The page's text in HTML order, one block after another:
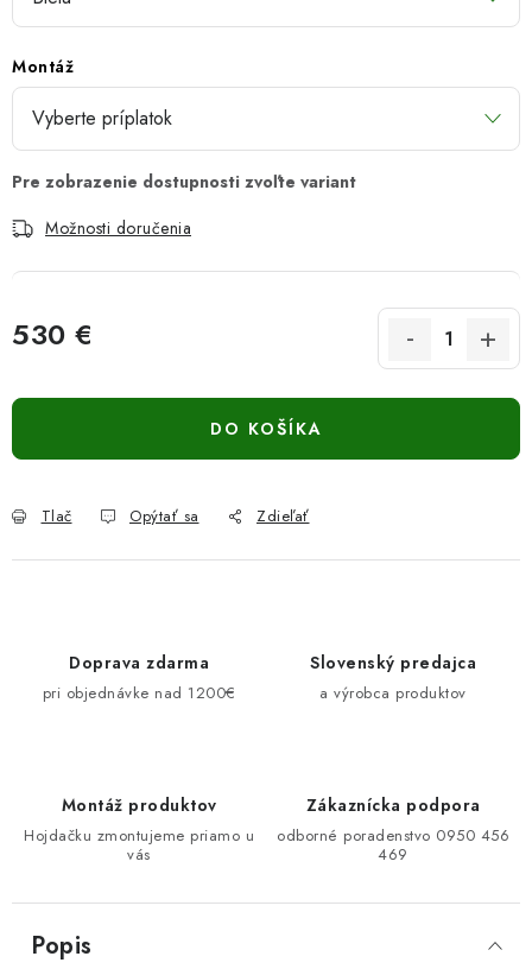
Montáž
Možnosti doručenia
530 €
DO KOŠÍKA
Tlač Opýtať sa Zdieľať
Doprava zdarma
pri objednávke nad 1200€
Slovenský predajca
a výrobca produktov
Montáž produktov
Hojdačku zmontujeme priamo u
vás
Zákaznícka podpora
odborné poradenstvo 0950 456
469
Popis